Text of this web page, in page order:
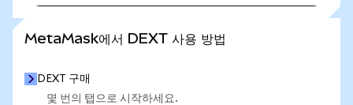
MetaMask에서 DEXT 사용 방법
DEXT 구매
몇 번의 탭으로 시작하세요.